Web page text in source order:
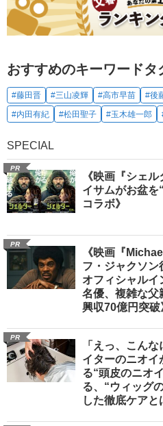
おすすめのキーワードタ
#藤田晋 #三山凌輝 #高市早苗 #後
#内田有紀
#松田聖子 #玉木雄一郎
SPECIAL
PR
《映画『シェ
イサムがお盆を
コラボ》
PR
《映画『
フ・ジャクソン
オフィシャルイ
名優、複雑な父
興収70億円突破
PR
「えっ、こん
イターのニオ
る“頭皮のニオ
る、“ウィッグ
した徹底ケアと